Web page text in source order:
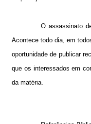
O assassinato
Acontece todo dia, em
oportunidade de publicar
que os interessados em
da matéria.